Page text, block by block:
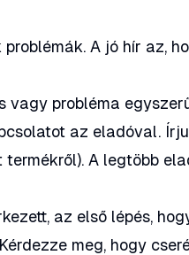
A jó hír az,
vagy probléma
az eladóval.
termékről). A legtöbb
az első lépés,
meg, hogy